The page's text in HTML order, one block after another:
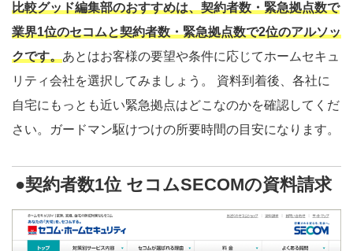
比較グッド編集部のおすすめは、契約者数・緊急拠点数で
業界1位のセコムと契約者数・緊急拠点数で2位のアルソッ
クです。あとはお客様の要望や条件に応じてホームセキュ
リティ会社を選択してみましょう。 資料到着後、各社に
自宅にもっとも近い緊急拠点はどこなのかを確認してくだ
さい。ガードマン駆けつけの所要時間の目安になります。
●契約者数1位 セコムSECOMの資料請求